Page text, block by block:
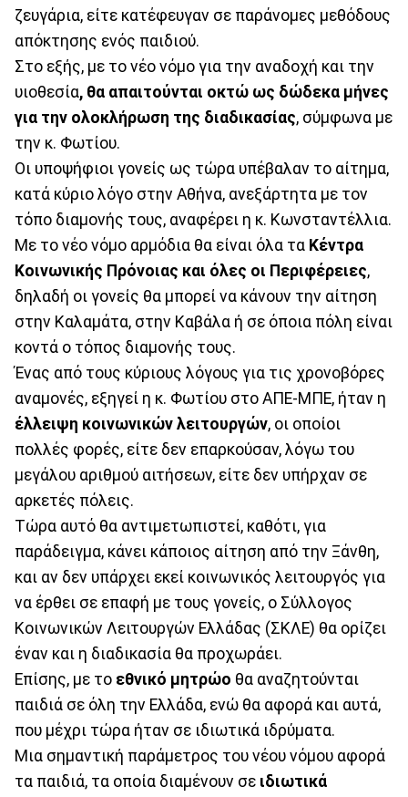
ζευγάρια, είτε κατέφευγαν σε παράνομες μεθόδους
απόκτησης ενός παιδιού.
Στο εξής, με το νέο νόμο για την αναδοχή και την
υιοθεσία, θα απαιτούνται οκτώ ως δώδεκα μήνες
για την ολοκλήρωση της διαδικασίας, σύμφωνα με
την κ. Φωτίου.
Οι υποψήφιοι γονείς ως τώρα υπέβαλαν το αίτημα,
κατά κύριο λόγο στην Αθήνα, ανεξάρτητα με τον
τόπο διαμονής τους, αναφέρει η κ. Κωνσταντέλλια.
Με το νέο νόμο αρμόδια θα είναι όλα τα Κέντρα
Κοινωνικής Πρόνοιας και όλες οι Περιφέρειες,
δηλαδή οι γονείς θα μπορεί να κάνουν την αίτηση
στην Καλαμάτα, στην Καβάλα ή σε όποια πόλη είναι
κοντά ο τόπος διαμονής τους.
Ένας από τους κύριους λόγους για τις χρονοβόρες
αναμονές, εξηγεί η κ. Φωτίου στο ΑΠΕ-ΜΠΕ, ήταν η
έλλειψη κοινωνικών λειτουργών, οι οποίοι
πολλές φορές, είτε δεν επαρκούσαν, λόγω του
μεγάλου αριθμού αιτήσεων, είτε δεν υπήρχαν σε
αρκετές πόλεις.
Τώρα αυτό θα αντιμετωπιστεί, καθότι, για
παράδειγμα, κάνει κάποιος αίτηση από την Ξάνθη,
και αν δεν υπάρχει εκεί κοινωνικός λειτουργός για
να έρθει σε επαφή με τους γονείς, ο Σύλλογος
Κοινωνικών Λειτουργών Ελλάδας (ΣΚΛΕ) θα ορίζει
έναν και η διαδικασία θα προχωράει.
Επίσης, με το εθνικό μητρώο θα αναζητούνται
παιδιά σε όλη την Ελλάδα, ενώ θα αφορά και αυτά,
που μέχρι τώρα ήταν σε ιδιωτικά ιδρύματα.
Μια σημαντική παράμετρος του νέου νόμου αφορά
τα παιδιά, τα οποία διαμένουν σε ιδιωτικά